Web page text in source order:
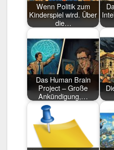
Wenn Politik zum
Kinderspiel wird. Über
die…
Das Human Brain
Project – Große
Ankündigung,…